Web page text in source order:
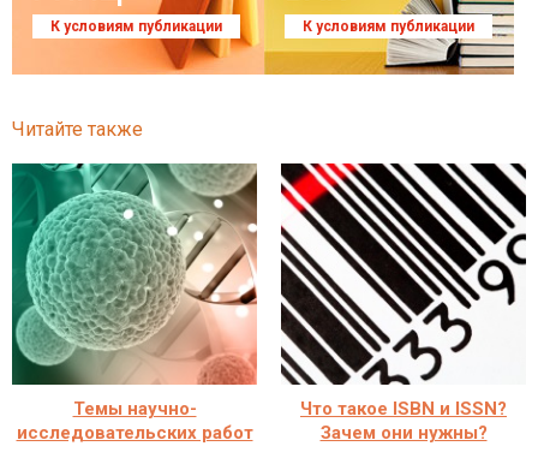
К условиям публикации К условиям публикации
Читайте также
Темы научно-
исследовательских работ
Что такое ISBN и ISSN?
Зачем они нужны?